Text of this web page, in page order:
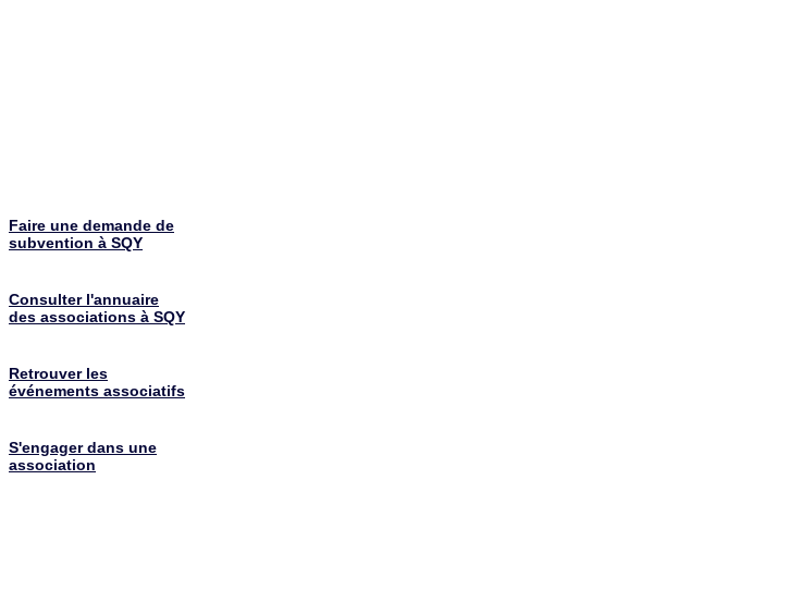
Faire une demande de
subvention à SQY
Consulter l'annuaire
des associations à SQY
Retrouver les
événements associatifs
S'engager dans une
association